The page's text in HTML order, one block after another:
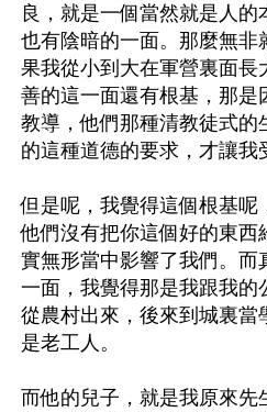
良，就是一個當然就是人的
也有陰暗的一面。那麼無非
果我從小到大在軍營裏面長
善的這一面還有根基，那是
教導，他們那種清教徒式的
的這種道德的要求，才讓我
但是呢，我覺得這個根基呢
他們沒有把你這個好的東西
實無形當中影響了我們。而
一面，我覺得那是我跟我的
從農村出來，後來到城裏當
是老工人。
而他的兒子，就是我原來先